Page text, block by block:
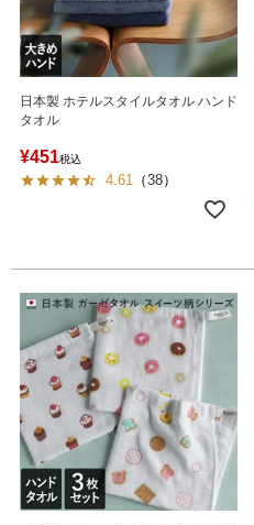
日本製 ホテルスタイルタオル ハンド
タオル
¥451税込
4.61 （38）